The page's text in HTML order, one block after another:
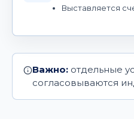
Выставляется
Важно: отдельные
согласовываются